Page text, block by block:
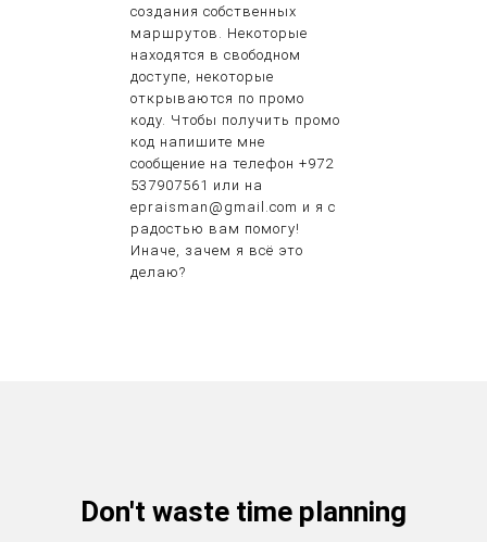
создания собственных
маршрутов. Некоторые
находятся в свободном
доступе, некоторые
открываются по промо
коду. Чтобы получить промо
код напишите мне
сообщение на телефон +972
537907561 или на
epraisman@gmail.com и я с
радостью вам помогу!
Иначе, зачем я всё это
делаю?
Don't waste time planning